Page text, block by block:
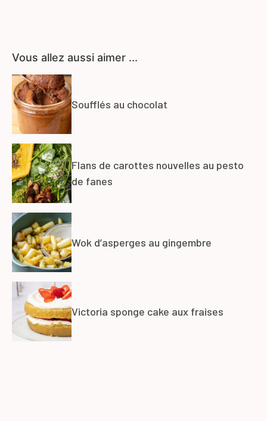
Vous allez aussi aimer ...
Soufflés au chocolat
Flans de carottes nouvelles au pesto
de fanes
Wok d’asperges au gingembre
Victoria sponge cake aux fraises